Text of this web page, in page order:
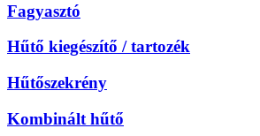
Fagyasztó
Hűtő kiegészítő / tartozék
Hűtőszekrény
Kombinált hűtő